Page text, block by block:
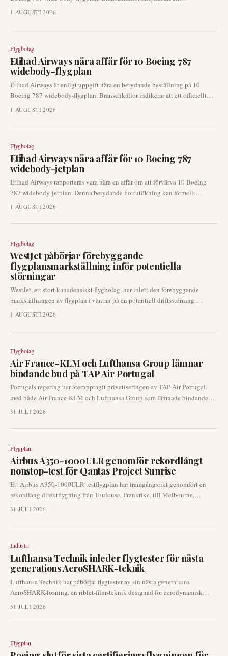
tillkännagivande kan sammanfalla med den kommande Farnborough
Gulfbolaget.
1 AUGUSTI 2026
Flygbolag
Etihad Airways nära affär för 10 Boeing 787
widebody-flygplan
Etihad Airways är enligt uppgift nära en betydande beställning på 10
Boeing 787 widebody-flygplan. Branschkällor indikerar att ett officiellt
tillkännagivande kan göras så tidigt som vid den kommande Farnborough
expansion av långdistansflottan.
1 AUGUSTI 2026
Flygbolag
Etihad Airways nära affär för 10 Boeing 787
widebody-jetplan
Etihad Airways rapporteras vara nära en affär om att förvärva 10 Boeing
787 widebody-jetplan. Denna betydande flottutökning kan formellt
tillkännages redan denna månad på Farnborough Airshow, enligt
för det stora Gulfbolaget och kommer att påverka Boeings orderbok.
1 AUGUSTI 2026
Flygbolag
WestJet påbörjar förebyggande
flygplansmarkställning inför potentiella
störningar
WestJet, ett stort kanadensiskt flygbolag, har inlett den förebyggande
markställningen av flygplan i väntan på en potentiell driftsstörning.
Flygbolaget erbjuder passagerare med bokningar mellan nu och tisdag
vilket signalerar förberedelser för betydande nätverkspåverkan.
1 AUGUSTI 2026
Flygbolag
Air France-KLM och Lufthansa Group lämnar
bindande bud på TAP Air Portugal
Portugals regering har återupptagit privatiseringen av TAP Air Portugal,
med både Air France-KLM och Lufthansa Group som lämnade bindande
anbud den 29 juli 2026. Denna utveckling placerar TAP i centrum för en
betydande konsekvenser för nätverksstrategi och transatlantisk
31 JULI 2026
Flygplan
Airbus A350-1000ULR genomför rekordlångt
nonstop-test för Qantas Project Sunrise
Ett Airbus A350-1000ULR testflygplan har framgångsrikt genomfört en
rekordlång direktflygning från Toulouse, Frankrike, till Melbourne,
Australien. Denna betydande resa genomfördes som en del av Airbus
Sunrise. Prestationen markerar ett avgörande steg i flygindustrins strävan att
31 JULI 2026
Industri
Lufthansa Technik inleder flygtester för nästa
generations AeroSHARK-teknik
Lufthansa Technik har påbörjat flygtester av sin nästa generations
AeroSHARK-lösning, en riblet-filmsteknik designad för aerodynamisk
dragreducering. Dessa tester utförs på ett operativt flygplansflygplan för att
möter flygbolagens pågående prioriteringar för bränsleeffektivitet och
31 JULI 2026
Flygplan